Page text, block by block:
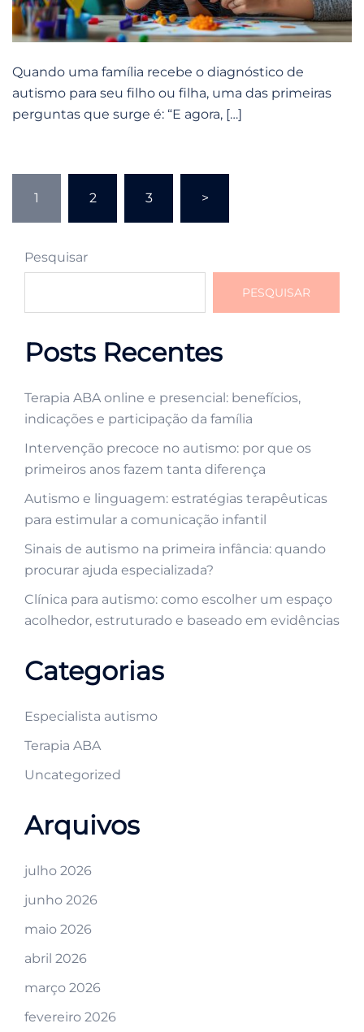
Quando uma família recebe o diagnóstico de
autismo para seu filho ou filha, uma das primeiras
perguntas que surge é: “E agora, […]
por
posts
1 2 3 >
Pesquisar
PESQUISAR
Posts Recentes
Terapia ABA online e presencial: benefícios,
indicações e participação da família
Intervenção precoce no autismo: por que os
primeiros anos fazem tanta diferença
Autismo e linguagem: estratégias terapêuticas
para estimular a comunicação infantil
Sinais de autismo na primeira infância: quando
procurar ajuda especializada?
Clínica para autismo: como escolher um espaço
acolhedor, estruturado e baseado em evidências
Categorias
Especialista autismo
Terapia ABA
Uncategorized
Arquivos
julho 2026
junho 2026
maio 2026
abril 2026
março 2026
fevereiro 2026